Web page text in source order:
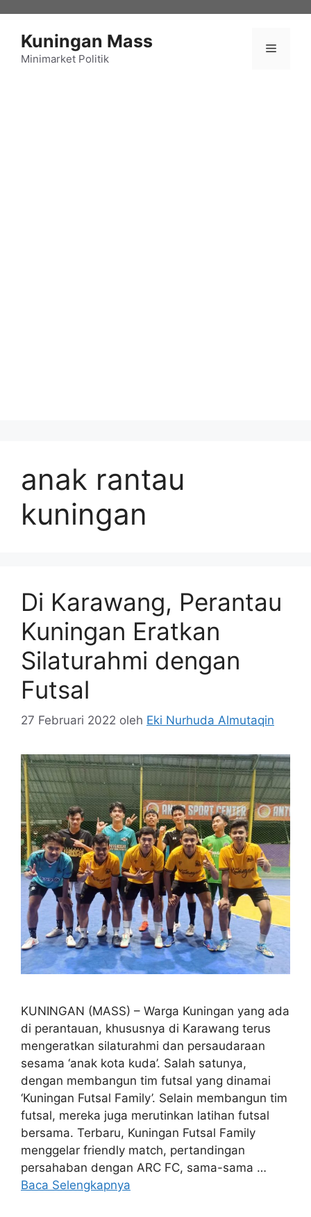
Kuningan Mass
Minimarket Politik
Menu
anak rantau
kuningan
Di Karawang, Perantau
Kuningan Eratkan
Silaturahmi dengan
Futsal
27 Februari 2022 oleh Eki Nurhuda Almutaqin
KUNINGAN (MASS) – Warga Kuningan yang ada
di perantauan, khususnya di Karawang terus
mengeratkan silaturahmi dan persaudaraan
sesama ‘anak kota kuda’. Salah satunya,
dengan membangun tim futsal yang dinamai
‘Kuningan Futsal Family’. Selain membangun tim
futsal, mereka juga merutinkan latihan futsal
bersama. Terbaru, Kuningan Futsal Family
menggelar friendly match, pertandingan
persahaban dengan ARC FC, sama-sama …
Baca Selengkapnya